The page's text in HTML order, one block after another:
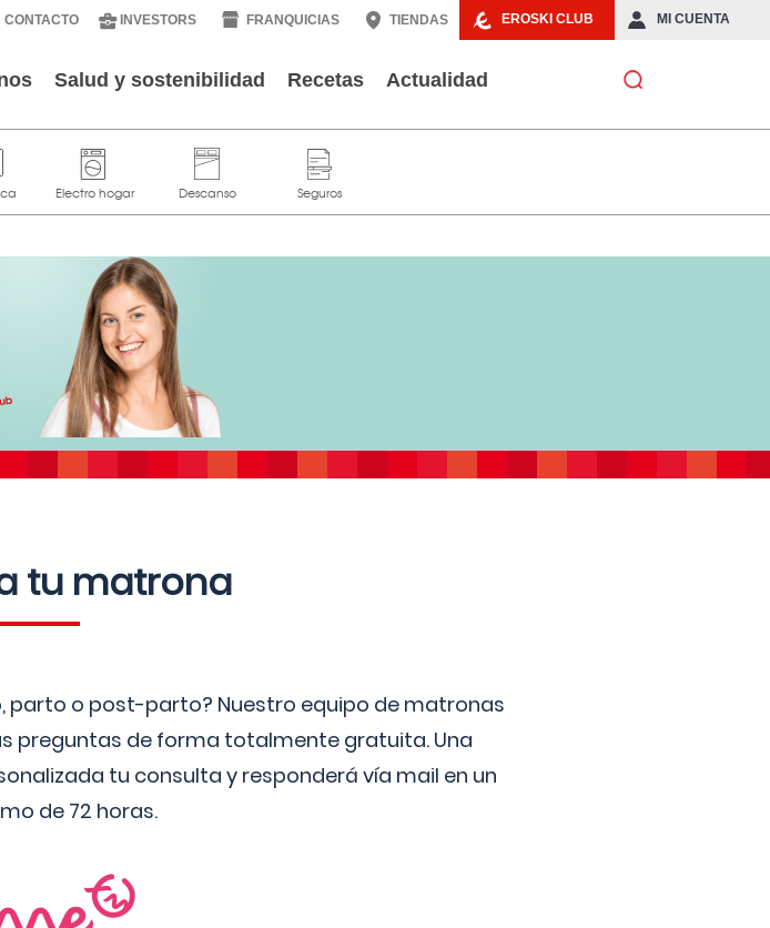
EROSKI CLUB MI CUENTA
CONTACTO INVESTORS FRANQUICIAS TIENDAS
Salud y sostenibilidad Recetas Actualidad
tu matrona
parto o post-parto? Nuestro equipo de matronas
preguntas de forma totalmente gratuita. Una
tu consulta y responderá vía mail en un
de 72 horas.